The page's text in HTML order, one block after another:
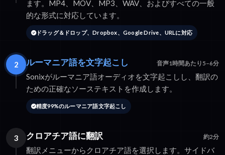
ます。MP4、MOV、MP3、WAV、およびすべての一般
的な形式に対応しています。
ドラッグ＆ドロップ、Dropbox、Google Drive、URLに対応
2 ルーマニア語を文字起こし 音声1時間あたり5–6分
Sonixがルーマニア語オーディオを文字起こしし、翻訳の
ための正確なソーステキストを作成します。
精度99%のルーマニア語文字起こし
3 クロアチア語に翻訳 約2分
翻訳メニューからクロアチア語を選択します。サイドバ